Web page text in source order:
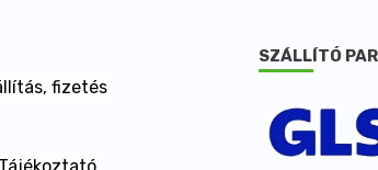
fizetés
SZÁLLÍTÓ